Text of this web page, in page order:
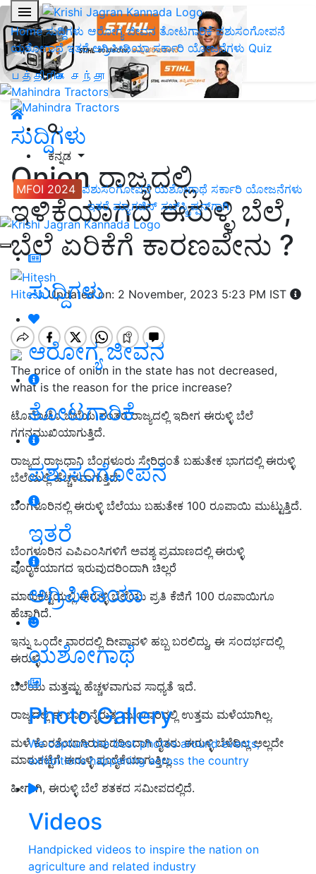
Home ಸುದ್ದಿಗಳು ಆರೋಗ್ಯ ಜೀವನ ತೋಟಗಾರಿಕೆಪಶುಸಂಗೋಪನೆ
ಯಶೋಗಾಥೆ ಇತರೆ ಅಗ್ರಿಪೀಡಿಯಾ ಸರ್ಕಾರಿ ಯೋಜನೆಗಳು Quiz
பத்திரிகை சந்தா
ಕನ್ನಡ
MFOI 2024 ಪಶುಸಂಗೋಪನೆ ಯಶೋಗಾಥೆ ಸರ್ಕಾರಿ ಯೋಜನೆಗಳು
ಇತರೆ ಮ್ಯಾಗಜಿನ್‌ ಸಬ್‌ಸ್ಕ್ರಿಪ್ಷನ್‌ಗಾಗಿ
ಸುದ್ದಿಗಳು
ಆರೋಗ್ಯ ಜೀವನ
ತೋಟಗಾರಿಕೆ
ಪಶುಸಂಗೋಪನೆ
ಇತರೆ
ಅಗ್ರಿಪೀಡಿಯಾ
ಯಶೋಗಾಥೆ
Photo Gallery
We capture the best photos around events,
exhibitions happening across the country
Videos
Handpicked videos to inspire the nation on
agriculture and related industry
ಸುದ್ದಿಗಳು
Onion ರಾಜ್ಯದಲ್ಲಿ
ಇಳಿಕೆಯಾಗದ ಈರುಳ್ಳಿ ಬೆಲೆ,
ಬೆಲೆ ಏರಿಕೆಗೆ ಕಾರಣವೇನು ?
HiteshUpdated on: 2 November, 2023 5:23 PM IST
The price of onion in the state has not decreased,
what is the reason for the price increase?
ಟೊಮೊಟೊ ಬೆಲೆಯ ನಂತರ ರಾಜ್ಯದಲ್ಲಿ ಇದೀಗ ಈರುಳ್ಳಿ ಬೆಲೆ
ಗಗನಮುಖಿಯಾಗುತ್ತಿದೆ.
ರಾಜ್ಯದ ರಾಜಧಾನಿ ಬೆಂಗಳೂರು ಸೇರಿದಂತೆ ಬಹುತೇಕ ಭಾಗದಲ್ಲಿ ಈರುಳ್ಳಿ
ಬೆಲೆಯಲ್ಲಿ ಹೆಚ್ಚಳವಾಗುತ್ತಿದೆ.
ಬೆಂಗಳೂರಿನಲ್ಲಿ ಈರುಳ್ಳಿ ಬೆಲೆಯು ಬಹುತೇಕ 100 ರೂಪಾಯಿ ಮುಟ್ಟುತ್ತಿದೆ.
ಬೆಂಗಳೂರಿನ ಎಪಿಎಂಸಿಗಳಿಗೆ ಅವಶ್ಯಪ್ರಮಾಣದಲ್ಲಿ ಈರುಳ್ಳಿ
ಪೂರೈಕೆಯಾಗದ ಇರುವುದರಿಂದಾಗಿ ಚಿಲ್ಲರೆ
ಮಾರುಕಟ್ಟೆಯಲ್ಲಿ ಈರುಳ್ಳಿ ಬೆಲೆಯು ಪ್ರತಿ ಕೆಜಿಗೆ 100 ರೂಪಾಯಿಗೂ
ಹೆಚ್ಚಾಗಿದೆ.
ಇನ್ನು ಒಂದೇ ವಾರದಲ್ಲಿ ದೀಪಾವಳಿ ಹಬ್ಬ ಬರಲಿದ್ದು, ಈ ಸಂದರ್ಭದಲ್ಲಿ
ಈರುಳ್ಳಿ
ಬೆಲೆಯು ಮತ್ತಷ್ಟು ಹೆಚ್ಚಳವಾಗುವ ಸಾಧ್ಯತೆ ಇದೆ.
ರಾಜ್ಯದಲ್ಲಿ ಈ ಬಾರಿ ನೈರುತ್ಯ ಮುಂಗಾರಿನಲ್ಲಿ ಉತ್ತಮ ಮಳೆಯಾಗಿಲ್ಲ.
ಮಳೆ ಕೊರತೆಯಾಗಿರುವುದರಿಂದಾಗಿ ರೈತರುಈರುಳ್ಳಿ ಬೆಳೆದಿಲ್ಲ ಅಲ್ಲದೇ
ಮಾರುಕಟ್ಟೆಗೆ ಈರುಳ್ಳಿ ಪೂರೈಕೆಯಾಗುತ್ತಿಲ್ಲ.
ಹೀಗಾಗಿ, ಈರುಳ್ಳಿ ಬೆಲೆ ಶತಕದ ಸಮೀಪದಲ್ಲಿದೆ.